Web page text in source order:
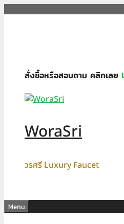
สั่งซื้อหรือสอบถาม คลิกเลย
WoraSri
วรศรี Luxury Faucet
Menu